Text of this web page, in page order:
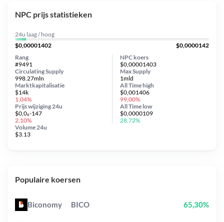
NPC prijs statistieken
24u laag / hoog
$0,00001402
$0,0000142
NPC koers
$0,00001403
Circulating Supply
998.27mln
Prijs wijziging 24u
$0,0₆-147
2,10%
Max Supply
1mld
Marktkapitalisatie
$14k
1,04%
Volume 24u
$3.13
Rang
#9491
All Timehigh
$0,001406
99,00%
All Time low
$0,0000109
28,72%
Populaire koersen
Biconomy BICO 65,30%